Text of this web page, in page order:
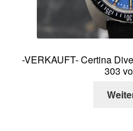
-VERKAUFT- Certina
303